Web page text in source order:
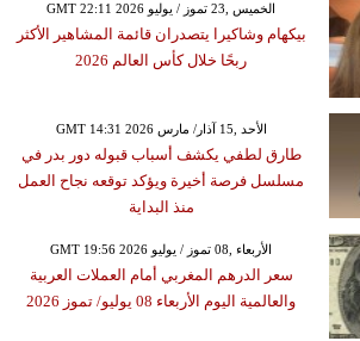
GMT 22:11 2026 الخميس ,23 تموز / يوليو
بيكهام وشاكيرا يتصدران قائمة المشاهير الأكثر
ربحًا خلال كأس العالم 2026
GMT 14:31 2026 الأحد ,15 آذار/ مارس
طارق لطفي يكشف أسباب قبوله دور بدر في
مسلسل فرصة أخيرة ويؤكد توقعه نجاح العمل
منذ البداية
GMT 19:56 2026 الأربعاء ,08 تموز / يوليو
سعر الدرهم المغربي أمام العملات العربية
والعالمية اليوم الأربعاء 08 يوليو/ تموز 2026